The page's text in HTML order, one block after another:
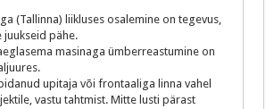
(Tallinna) liikluses osalemine on tegevus,
pähe.
masinaga ümberreastumine on
upitaja või frontaaliga linna vahel
vastu tahtmist. Mitte lusti pärast